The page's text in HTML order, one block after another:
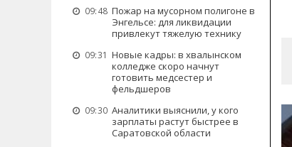
09:48 Пожар на мусорном полигоне в
Энгельсе: для ликвидации
привлекут тяжелую технику
09:31 Новые кадры: в хвалынском
колледже скоро начнут
готовить медсестер и
фельдшеров
09:30 Аналитики выяснили, у кого
зарплаты растут быстрее в
Саратовской области